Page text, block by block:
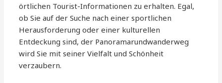
örtlichen Tourist-Informationen zu erhalten. Egal,
ob Sie auf der Suche nach einer sportlichen
Herausforderung oder einer kulturellen
Entdeckung sind, der Panoramarundwanderweg
wird Sie mit seiner Vielfalt und Schönheit
verzaubern.